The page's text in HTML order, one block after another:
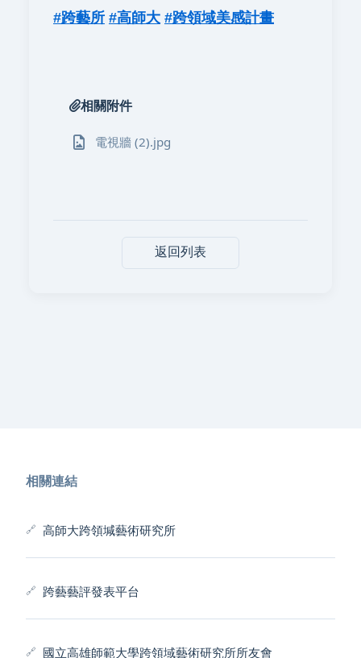
#跨藝所 #高師大 #跨領域美感計畫
相關附件
電視牆 (2).jpg
相關連結
高師大跨領堿藝術研究所
跨藝藝評發表平台
國立高雄師範大學跨領域藝術研究所所友會